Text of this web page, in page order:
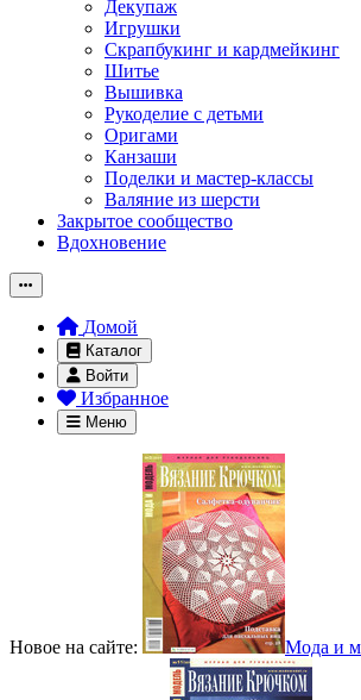
Декупаж
Игрушки
Скрапбукинг и кардмейкинг
Шитье
Вышивка
Рукоделие с детьми
Оригами
Канзаши
Поделки и мастер-классы
Валяние из шерсти
Закрытое сообщество
Вдохновение
Домой
Каталог
Войти
Избранное
Меню
Новое на сайте: Мода и